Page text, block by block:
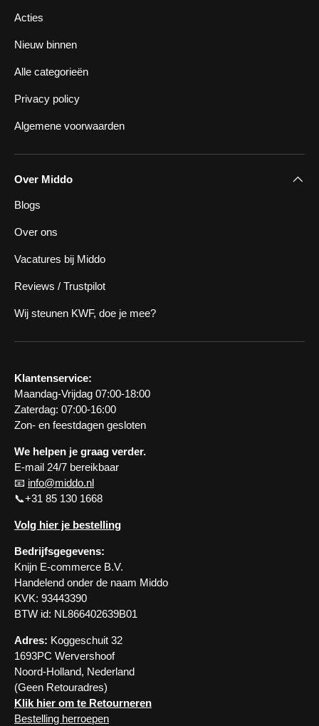
Acties
Nieuw binnen
Alle categorieën
Privacy policy
Algemene voorwaarden
Over Middo
Blogs
Over ons
Vacatures bij Middo
Reviews / Trustpilot
Wij steunen KWF, doe je mee?
Klantenservice:
Maandag-Vrijdag 07:00-18:00
Zaterdag: 07:00-16:00
Zon- en feestdagen gesloten
We helpen je graag verder.
E-mail 24/7 bereikbaar
📧 info@middo.nl
📞+31 85 130 1668
Volg hier je bestelling
Bedrijfsgegevens:
Knijn E-commerce B.V.
Handelend onder de naam Middo
KVK: 93443390
BTW id: NL866402639B01
Adres: Koggeschuit 32
1693PC Wervershoof
Noord-Holland, Nederland
(Geen Retouradres)
Klik hier om te Retourneren
Bestelling herroepen